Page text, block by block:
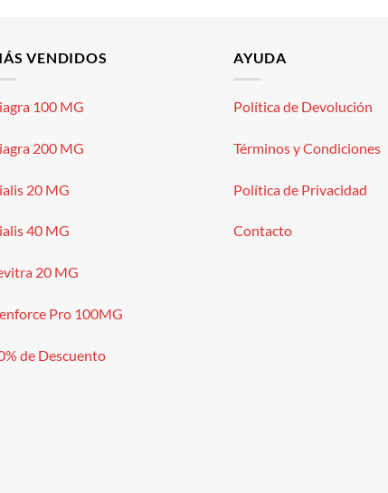
VENDIDOS
100 MG
200 MG
20 MG
40 MG
20 MG
Pro 100MG
de Descuento
AYUDA
Política de Devolución
Términos y Condiciones
Política de Privacidad
Contacto